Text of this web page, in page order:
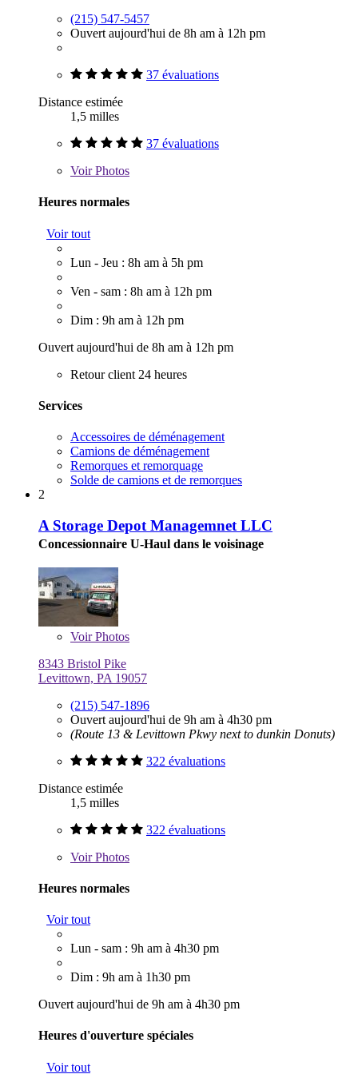
(215) 547-5457
Ouvert aujourd'hui de 8h am à 12h pm
37 évaluations
Distance estimée
1,5 milles
37 évaluations
VoirPhotos
Heures normales
Voir tout
Lun - Jeu : 8h am à 5h pm
Ven - sam : 8h am à 12h pm
Dim : 9h am à 12h pm
Ouvert aujourd'hui de 8h am à 12h pm
Retour client 24 heures
Services
Accessoires de déménagement
Camions de déménagement
Remorques et remorquage
Solde de camions et de remorques
2
A Storage Depot Managemnet LLC
Concessionnaire U-Haul dans le voisinage
VoirPhotos
8343 Bristol Pike
Levittown, PA 19057
(215) 547-1896
Ouvert aujourd'hui de 9h am à 4h30 pm
(Route 13 & Levittown Pkwy next to dunkin Donuts)
322 évaluations
Distance estimée
1,5 milles
322 évaluations
VoirPhotos
Heures normales
Voir tout
Lun - sam : 9h am à 4h30 pm
Dim : 9h am à 1h30 pm
Ouvert aujourd'hui de 9h am à 4h30 pm
Heures d'ouverture spéciales
Voir tout